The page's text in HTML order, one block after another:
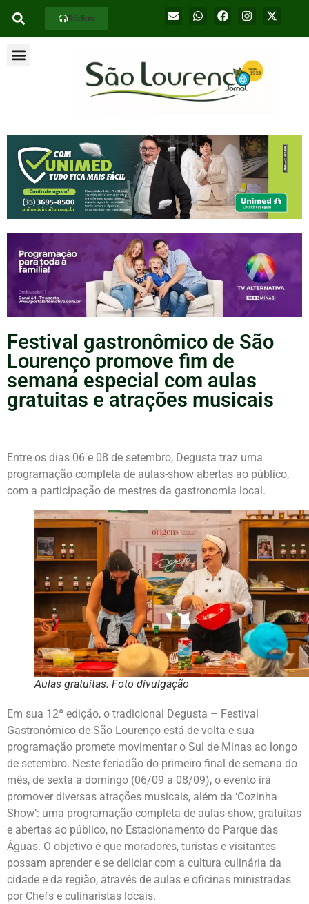
Rádios
Festival gastronômico de São
Lourenço promove fim de
semana especial com aulas
gratuitas e atrações musicais
Entre os dias 06 e 08 de setembro, Degusta traz uma
programação completa de aulas-show abertas ao público,
com a participação de mestres da gastronomia local.
Aulas gratuitas. Foto divulgação
Em sua 12ª edição, o tradicional Degusta – Festival
Gastronômico de São Lourenço está de volta e sua
programação promete movimentar o Sul de Minas ao longo
de setembro. Neste feriadão do primeiro final de semana do
mês, de sexta a domingo (06/09 a 08/09), o evento irá
promover diversas atrações musicais, além da ‘Cozinha
Show’: uma programação completa de aulas-show, gratuitas
e abertas ao público, no Estacionamento do Parque das
Águas. O objetivo é que moradores, turistas e visitantes
possam aprender e se deliciar com a cultura culinária da
cidade e da região, através de aulas e oficinas ministradas
por Chefs e culinaristas locais.